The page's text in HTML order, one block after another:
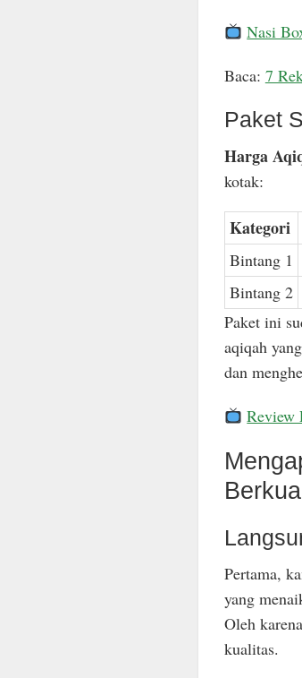
Nasi
Baca: 7
Paket
Harga
kotak:
Kategori
Bintang 1
Bintang 2
Paket ini
aqiqah
dan
Review
Pertama,
yang
Oleh
kualitas.